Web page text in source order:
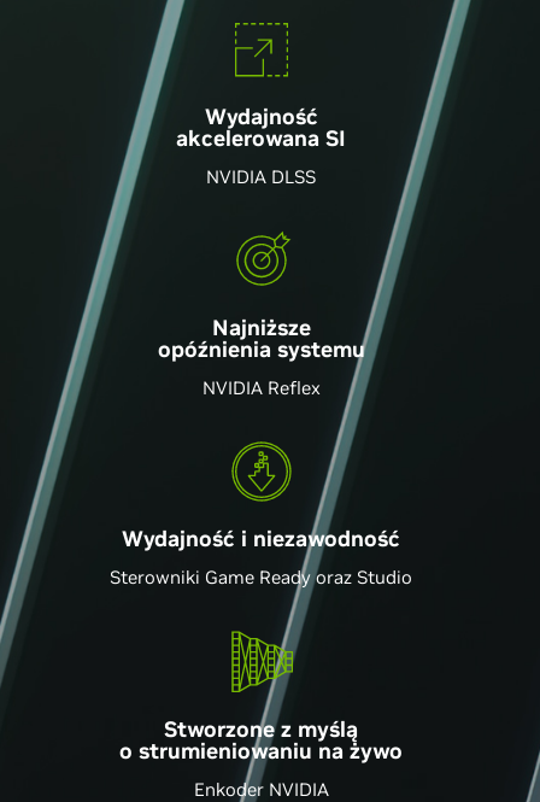
Wydajność
akcelerowana SI
NVIDIA DLSS
Najniższe
opóźnienia systemu
NVIDIA Reflex
Wydajność i niezawodność
Sterowniki Game Ready oraz Studio
Stworzone z myślą
o strumieniowaniu na żywo
Enkoder NVIDIA